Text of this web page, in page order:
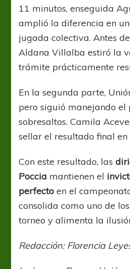
11 minutos, enseguida
amplió la diferencia en
jugada colectiva. Antes
Aldana Villalba estiró la
trámite prácticamente
En la segunda parte,
pero siguió manejando el
sobresaltos. Camila
sellar el resultado final
Con este resultado, las
Poccia mantienen el
perfecto en el
consolida como uno de
torneo y alimenta la
Redacción: Florencia